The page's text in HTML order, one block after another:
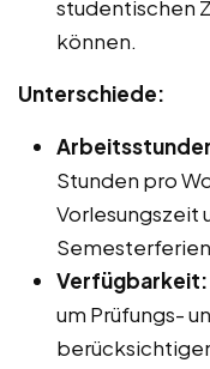
studentischen
können.
Unterschiede:
Stunden pro
Vorlesungszeit
Verfügbarkeit:
um Prüfungs-